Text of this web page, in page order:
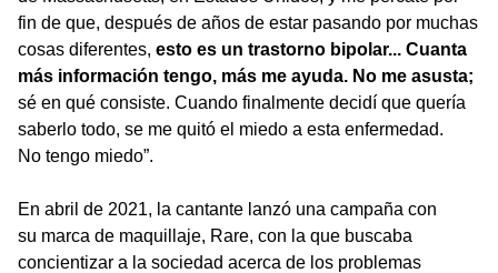
fin de que, después de años de estar pasando por muchas
cosas diferentes, esto es un trastorno bipolar... Cuanta
más información tengo, más me ayuda. No me asusta;
sé en qué consiste. Cuando finalmente decidí que quería
saberlo todo, se me quitó el miedo a esta enfermedad.
No tengo miedo”.
En abril de 2021, la cantante lanzó una campaña con
su marca de maquillaje, Rare, con la que buscaba
concientizar a la sociedad acerca de los problemas